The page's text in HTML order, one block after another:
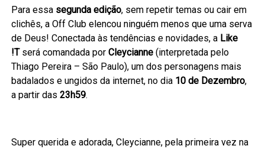
Para essa segunda edição, sem repetir temas ou cair em
clichês, a Off Club elencou ninguém menos que uma serva
de Deus! Conectada às tendências e novidades, a Like
!Tserá comandada porCleycianne (interpretada pelo
Thiago Pereira – São Paulo), um dos personagens mais
badalados e ungidos da internet, no dia 10 de Dezembro,
a partir das23h59.
Super querida e adorada, Cleycianne, pela primeira vez na